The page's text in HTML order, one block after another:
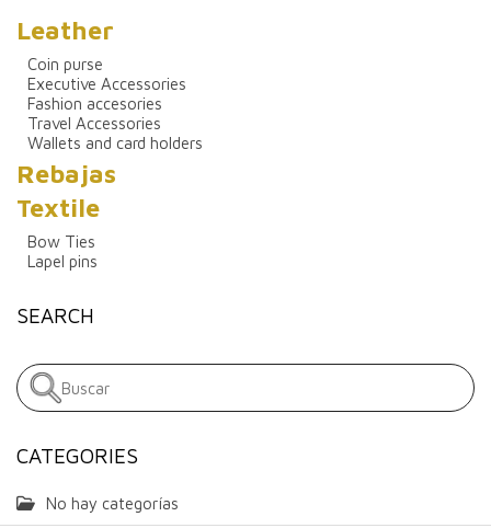
Leather
Coin purse
Executive Accessories
Fashion accesories
Travel Accessories
Wallets and card holders
Rebajas
Textile
Bow Ties
Lapel pins
SEARCH
CATEGORIES
No hay categorías